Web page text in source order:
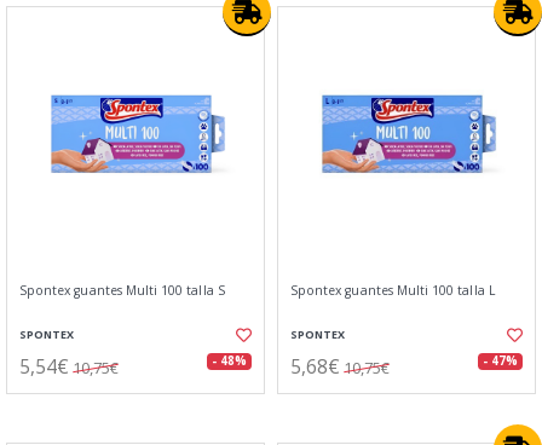
Spontex guantes Multi 100 talla S
SPONTEX
5,54€ 10,75€ - 48%
Spontex guantes Multi 100 talla L
SPONTEX
5,68€ 10,75€ - 47%